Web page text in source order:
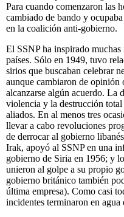
Para cuando comenzaron las
cambiado de bando y
en la coalición anti-gobierno.
El SSNP ha inspirado
países. Sólo en 1949, tuvo
sirios que buscaban celebrar
aunque cambiaron de opinión
alcanzarse algún acuerdo. La
violencia y la destrucción
aliados. En al menos tres
llevar a cabo revoluciones
de derrocar al gobierno
Irak, apoyó al SSNP en una
gobierno de Siria en 1956; y
unieron al golpe a su propio
gobierno británico también
última empresa). Como casi
incidentes terminaron en agua